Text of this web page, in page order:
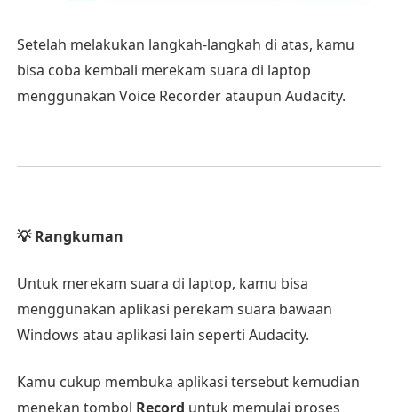
Setelah melakukan langkah-langkah di atas, kamu
bisa coba kembali merekam suara di laptop
menggunakan Voice Recorder ataupun Audacity.
💡 Rangkuman
Untuk merekam suara di laptop, kamu bisa
menggunakan aplikasi perekam suara bawaan
Windows atau aplikasi lain seperti Audacity.
Kamu cukup membuka aplikasi tersebut kemudian
menekan tombol Record untuk memulai proses